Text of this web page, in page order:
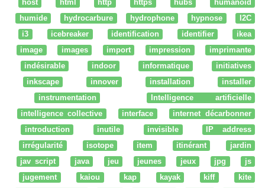
host html http https hubs
humanoid
humide
hydrocarbure hydrophone hypnose
I2C
i3
icebreaker identification identifier
ikea
image
images import impression
imprimante
indésirable
indoor informatique
initiatives
inkscape
innover installation
installer
instrumentation
Intelligence artificielle
intelligence collective
interface
internet décarbonner
introduction
inutile invisible
IP address
irrégularité
isotope item itinérant
jardin
jav script
java jeu jeunes jeux jpg
js
jugement
kaiou kap kayak kiff
kite